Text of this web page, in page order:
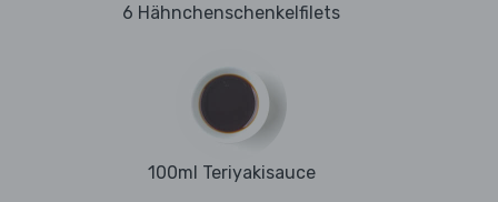
6 Hähnchenschenkelfilets
100ml Teriyakisauce